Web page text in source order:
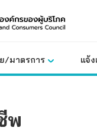
/มาตรการ แจ้
พ